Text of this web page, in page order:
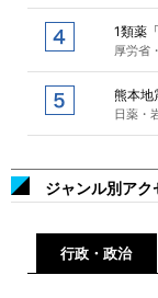
1類薬
厚労省
熊本地
日薬・
ジャンル別ア
行政・政治